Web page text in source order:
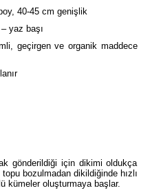
40-45 cm genişlik
yaz başı
geçirgen ve organik maddece
gönderildiği için dikimi oldukça
bozulmadan dikildiğinde hızlı
kümeler oluşturmaya başlar.